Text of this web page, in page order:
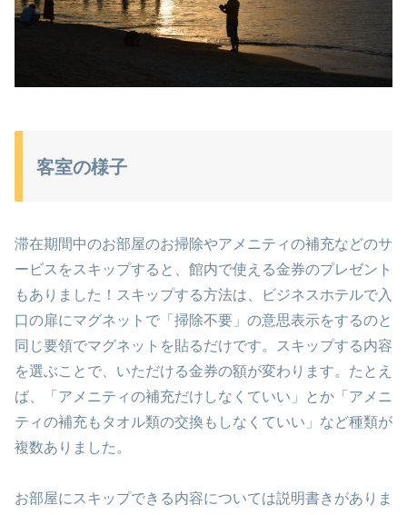
客室の様子
滞在期間中のお部屋のお掃除やアメニティの補充などのサ
ービスをスキップすると、館内で使える金券のプレゼント
もありました！スキップする方法は、ビジネスホテルで入
口の扉にマグネットで「掃除不要」の意思表示をするのと
同じ要領でマグネットを貼るだけです。スキップする内容
を選ぶことで、いただける金券の額が変わります。たとえ
ば、「アメニティの補充だけしなくていい」とか「アメニ
ティの補充もタオル類の交換もしなくていい」など種類が
複数ありました。
お部屋にスキップできる内容については説明書きがありま